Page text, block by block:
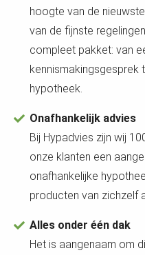
hoogte van de
van de fijnste
compleet pakket: van
hypotheek.
Onafhankelijk advies
Bij Hypadvies zijn wij
onze klanten een
onafhankelijke
producten van zichzelf
Alles onder één dak
Het is aangenaam om